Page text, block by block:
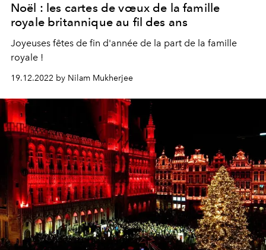
Noël : les cartes de vœux de la famille
royale britannique au fil des ans
Joyeuses fêtes de fin d'année de la part de la famille
royale !
19.12.2022 by Nilam Mukherjee